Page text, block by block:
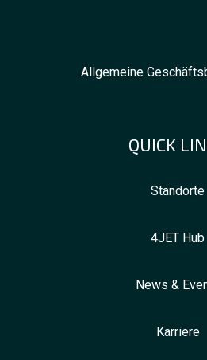
Allgemeine
QUICK
Standorte
4JET Hub
News &
Karriere